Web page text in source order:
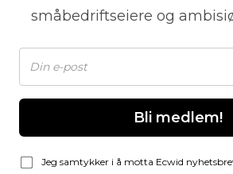
småbedriftseiere og
Bli medlem!
Jeg samtykker i å motta Ecwid